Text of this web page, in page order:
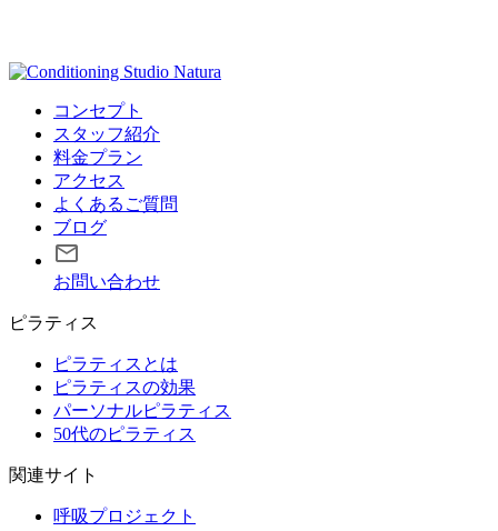
コンセプト
スタッフ紹介
料金プラン
アクセス
よくあるご質問
ブログ
お問い合わせ
ピラティス
ピラティスとは
ピラティスの効果
パーソナルピラティス
50代のピラティス
関連サイト
呼吸プロジェクト